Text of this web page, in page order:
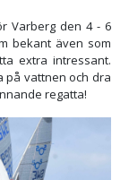
Varberg den 4 - 6
bekant även som
extra intressant.
på vattnen och dra
regatta!